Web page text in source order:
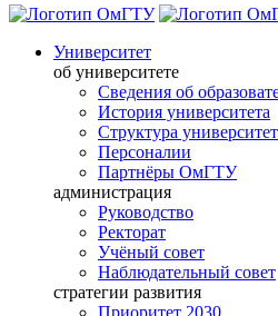
Университет
об университете
Сведения об
История университета
Структура
Персоналии
Партнёры ОмГТУ
администрация
Руководство
Ректорат
Учёный совет
Наблюдательный совет
стратегии развития
Приоритет 2030